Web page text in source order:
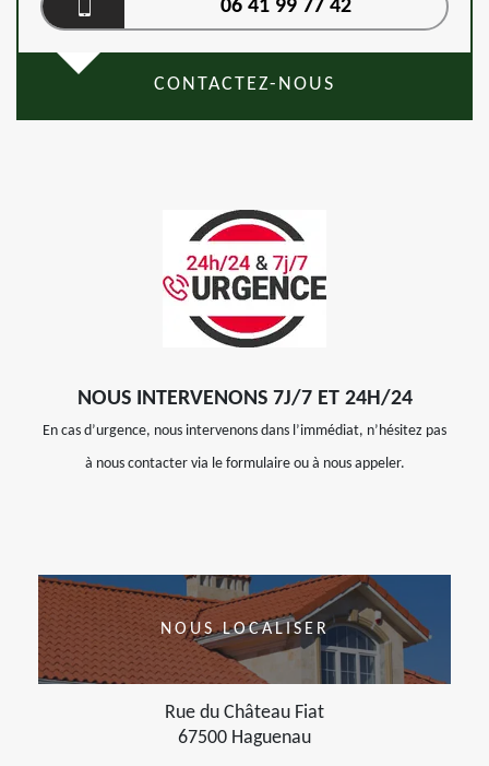
06 41 99 77 42
CONTACTEZ-NOUS
NOUS INTERVENONS 7J/7 ET 24H/24
En cas d’urgence, nous intervenons dans l’immédiat, n’hésitez pas
à nous contacter via le formulaire ou à nous appeler.
NOUS LOCALISER
Rue du Château Fiat
67500 Haguenau